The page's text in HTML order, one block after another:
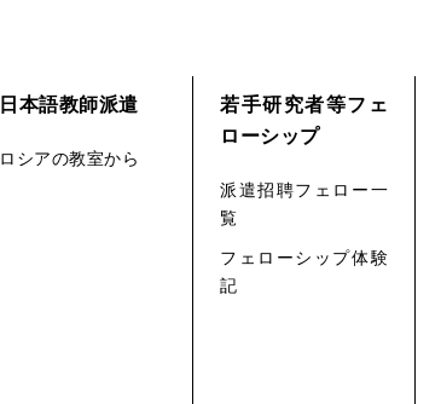
日本語教師派遣
ロシアの教室から
若手研究者等フェ
ローシップ
派遣招聘フェロー一
覧
フェローシップ体験
記